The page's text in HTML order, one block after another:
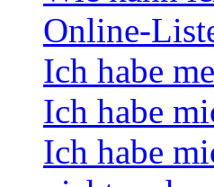
Online-
Ich habe
Ich habe
Ich habe